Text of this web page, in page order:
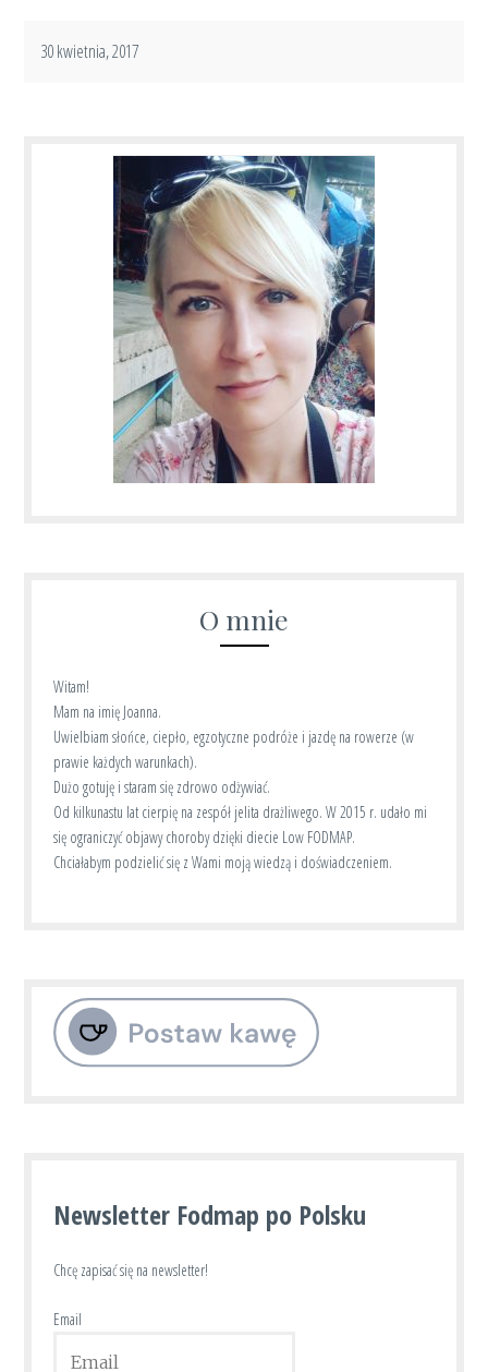
30 kwietnia, 2017
O mnie
Witam!
Mam na imię Joanna.
Uwielbiam słońce, ciepło, egzotyczne podróże i jazdę na rowerze (w
prawie każdych warunkach).
Dużo gotuję i staram się zdrowo odżywiać.
Od kilkunastu lat cierpię na zespół jelita drażliwego. W 2015 r. udało mi
się ograniczyć objawy choroby dzięki diecie Low FODMAP.
Chciałabym podzielić się z Wami moją wiedzą i doświadczeniem.
Newsletter Fodmap po Polsku
Chcę zapisać się na newsletter!
Email